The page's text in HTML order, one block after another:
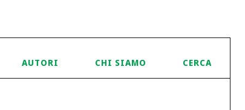
AUTORI CHI SIAMO CERCA